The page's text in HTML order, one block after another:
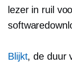
lezer in ruil
Blijkt, de duur